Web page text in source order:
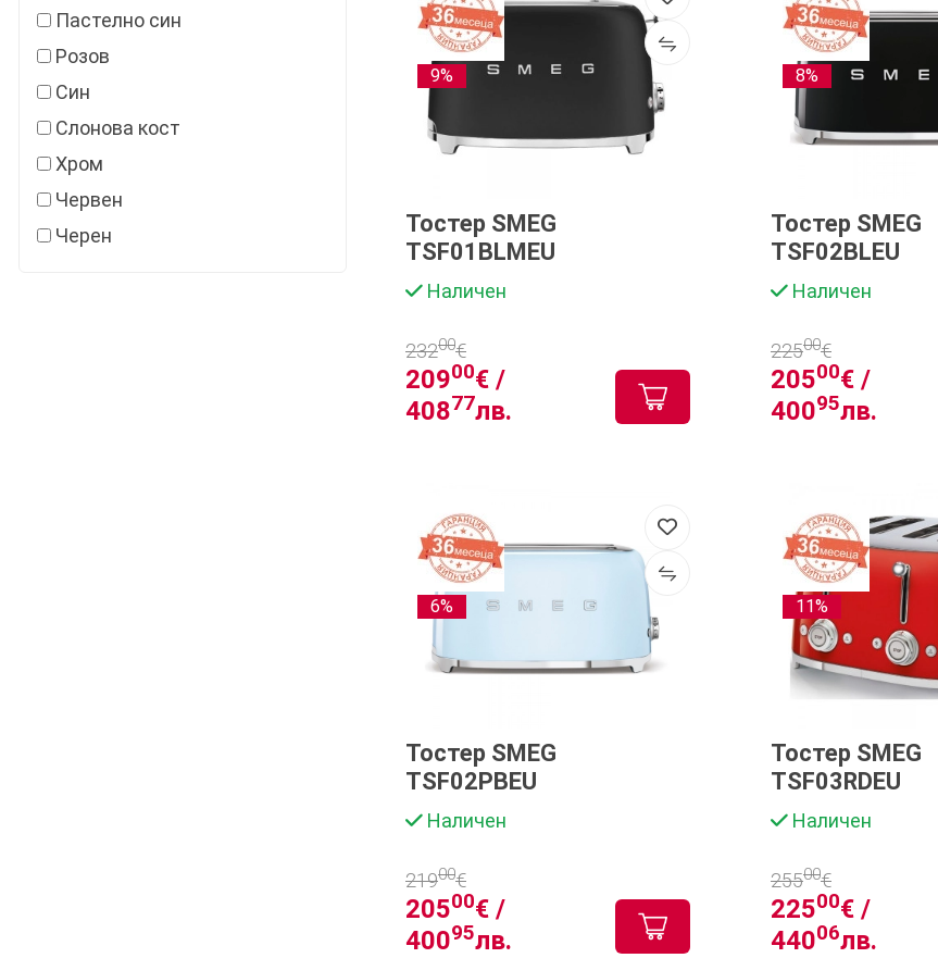
Пастелно син
Розов
Син
Слонова кост
Хром
Червен
Черен
9%
Тостер SMEG
TSF01BLMEU
Наличен
20900€ /
40877лв.
23200€
8%
Тостер SMEG
TSF02BLEU
Наличен
20500€ /
40095лв.
22500€
6%
Тостер SMEG
TSF02PBEU
Наличен
20500€ /
40095лв.
21900€
11%
Тостер SMEG
TSF03RDEU
Наличен
22500€ /
44006лв.
25500€